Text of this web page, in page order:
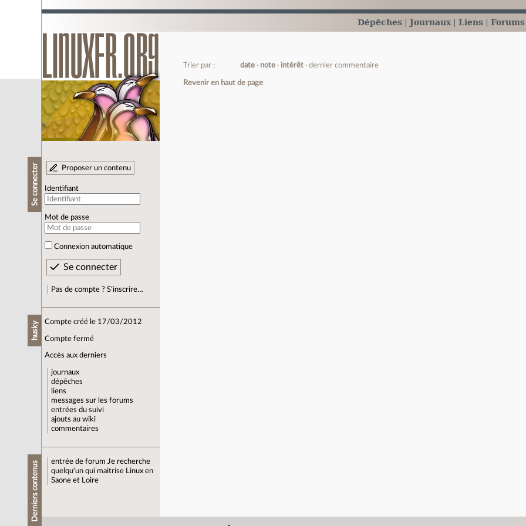
Dépêches Journaux Liens Forums
Se connecter Proposer un contenu
Identifiant
Mot de passe
Connexion automatique
Pas de compte ? S’inscrire…
husky Compte créé le 17/03/2012
Compte fermé
Accès aux derniers
journaux
dépêches
liens
messages sur les forums
entrées du suivi
ajouts au wiki
commentaires
Derniers contenus entrée de forum Je recherche
quelqu'un qui maitrise Linux en
Saone et Loire
Trier par : date note intérêt dernier commentaire
Revenir en haut de page